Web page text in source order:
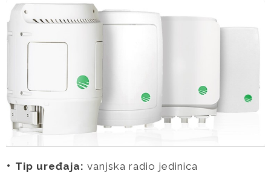
Tip uređaja: vanjska radio jedinica